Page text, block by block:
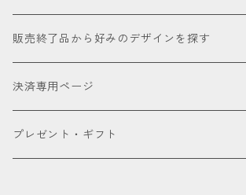
パター
帆布
ミニドライバー
ウェッジ
パター
アクセサリー
パターカバーキャッチャー
ネームタグ
ケアグッズ
セール品会場
お試し
販売終了品から好みのデザインを探す
色で探す
ブラック
種類で探す
決済専用ページ
プレゼント・ギフト